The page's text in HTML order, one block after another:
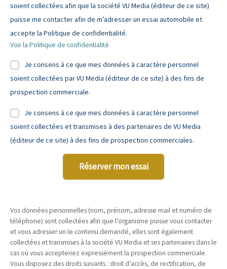
soient collectées afin que la société VU Media (éditeur de ce site)
puisse me contacter afin de m’adresser un essai automobile et
accepte la Politique de confidentialité.
Voir la Politique de confidentialité
Je consens à ce que mes données à caractère personnel
soient collectées par VU Media (éditeur de ce site) à des fins de
prospection commerciale.
Je consens à ce que mes données à caractère personnel
soient collectées et transmises à des partenaires de VU Media
(éditeur de ce site) à des fins de prospection commerciales.
Réserver mon essai
Vos données personnelles (nom, prénom, adresse mail et numéro de
téléphone) sont collectées afin que l’organisme puisse vous contacter
et vous adresser un le contenu demandé, elles sont également
collectées et transmises à la société VU Media et ses partenaires dans le
cas où vous accepteriez expressément la prospection commerciale.
Vous disposez des droits suivants : droit d’accès, de rectification, de